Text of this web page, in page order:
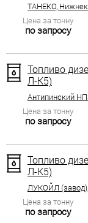
ТАНЕКО,
Цена за тонну
по запросу
Топливо
Л-К5)
Антипинский
Цена за тонну
по запросу
Топливо
Л-К5)
ЛУКОЙЛ
Цена за тонну
по запросу